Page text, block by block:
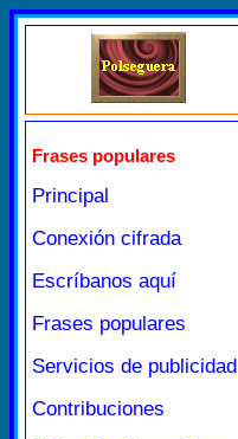
Frases populares
Principal
Conexión cifrada
Escríbanos aquí
Frases populares
Servicios de publicidad
Contribuciones